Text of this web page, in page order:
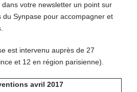
votre newsletter un point sur
du Synpase pour accompagner et
est intervenu auprès de 27
et 12 en région parisienne).
avril 2017